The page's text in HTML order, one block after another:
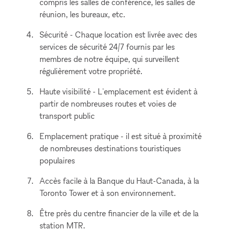
compris les salles de conférence, les salles de
réunion, les bureaux, etc.
Sécurité - Chaque location est livrée avec des
services de sécurité 24/7 fournis par les
membres de notre équipe, qui surveillent
régulièrement votre propriété.
Haute visibilité - L'emplacement est évident à
partir de nombreuses routes et voies de
transport public
Emplacement pratique - il est situé à proximité
de nombreuses destinations touristiques
populaires
Accès facile à la Banque du Haut-Canada, à la
Toronto Tower et à son environnement.
Être près du centre financier de la ville et de la
station MTR.